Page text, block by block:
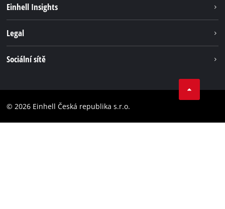
Systém akumulátorů
Bezúhlíková energie
Einhell Insights
Einhell celosvětově
Legal
Prohlášení o přístupnosti
Sociální sítě
Instagram
© 2026 Einhell Česká republika s.r.o.